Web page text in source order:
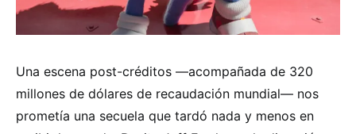
Una escena post-créditos —acompañada de 320
millones de dólares de recaudación mundial— nos
prometía una secuela que tardó nada y menos en